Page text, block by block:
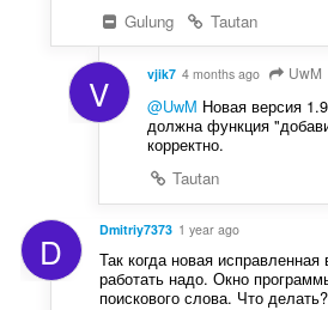
Gulung
Tautan
V vjik7 4 months ago UwM
@UwM Новая версия
должна функция
корректно.
Tautan
D Dmitriy7373 1 year ago
Так когда новая
работать надо. Окно
поискового слова. Что делать?